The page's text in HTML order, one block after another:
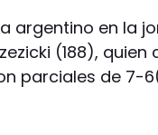
argentino en la
(188), quien
parciales de 7-